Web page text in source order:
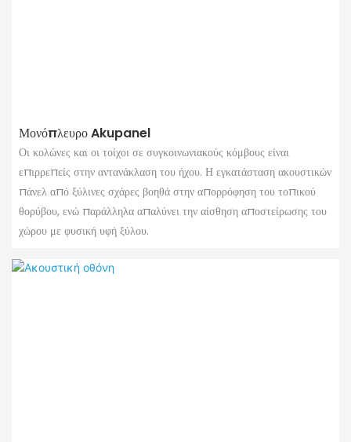
Μονόπλευρο Akupanel
Οι κολώνες και οι τοίχοι σε συγκοινωνιακούς κόμβους είναι
επιρρεπείς στην αντανάκλαση του ήχου. Η εγκατάσταση ακουστικών
πάνελ από ξύλινες σχάρες βοηθά στην απορρόφηση του τοπικού
θορύβου, ενώ παράλληλα απαλύνει την αίσθηση αποστείρωσης του
χώρου με φυσική υφή ξύλου.